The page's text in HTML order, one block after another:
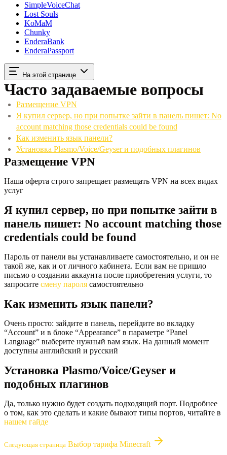
SimpleVoiceChat
Lost Souls
KoMaM
Chunky
EnderaBank
EnderaPassport
На этой странице
Часто задаваемые вопросы
Размещение VPN
Я купил сервер, но при попытке зайти в панель пишет: No
account matching those credentials could be found
Как изменить язык панели?
Установка Plasmo/Voice/Geyser и подобных плагинов
Размещение VPN
Наша оферта строго запрещает размещать VPN на всех видах
услуг
Я купил сервер, но при попытке зайти в
панель пишет: No account matching those
credentials could be found
Пароль от панели вы устанавливаете самостоятельно, и он не
такой же, как и от личного кабинета. Если вам не пришло
письмо о создании аккаунта после приобретения услуги, то
запросите смену пароля самостоятельно
Как изменить язык панели?
Очень просто: зайдите в панель, перейдите во вкладку
“Account” и в блоке “Appearance” в параметре “Panel
Language” выберите нужный вам язык. На данный момент
доступны английский и русский
Установка Plasmo/Voice/Geyser и
подобных плагинов
Да, только нужно будет создать подходящий порт. Подробнее
о том, как это сделать и какие бывают типы портов, читайте в
нашем гайде
Следующая страница Выбор тарифа Minecraft